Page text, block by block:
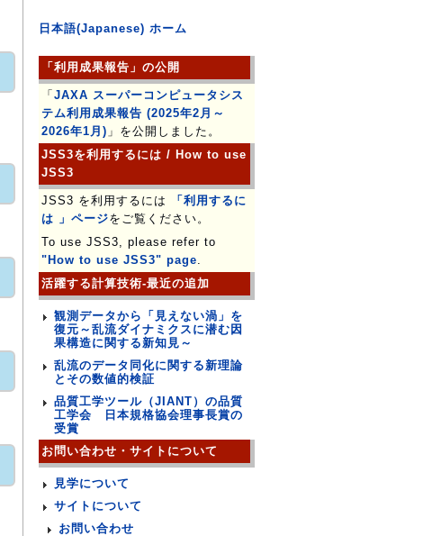
日本語(Japanese) ホーム
「利用成果報告」の公開
「 JAXA スーパーコンピュータシス
テム利用成果報告 (2025年2月～
2026年1月) 」を公開しました。
JSS3を利用するには / How to use
JSS3
JSS3 を利用するには
「利用するに
は 」ページをご覧ください。
To use JSS3, please refer to
"How to use JSS3" page.
活躍する計算技術-最近の追加
観測データから「見えない渦」を
復元～乱流ダイナミクスに潜む因
果構造に関する新知見～
乱流のデータ同化に関する新理論
とその数値的検証
品質工学ツール（JIANT）の品質
工学会 日本規格協会理事長賞の
受賞
お問い合わせ・サイトについて
見学について
サイトについて
お問い合わせ